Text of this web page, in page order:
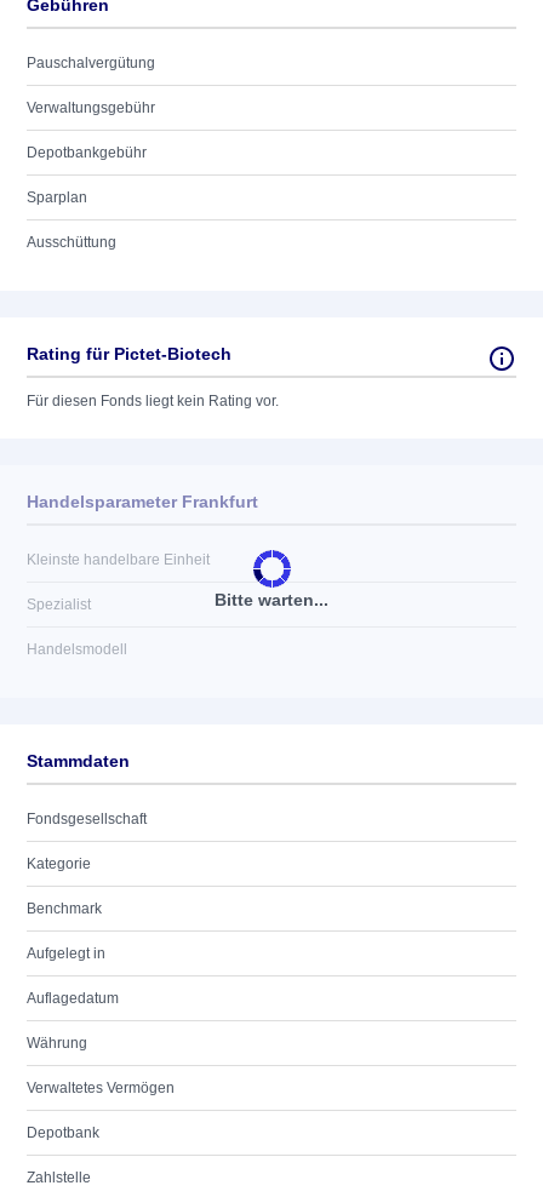
Gebühren
Pauschalvergütung
Verwaltungsgebühr
Depotbankgebühr
Sparplan
Ausschüttung
Rating für Pictet-Biotech
Für diesen Fonds liegt kein Rating vor.
Bitte warten...
Handelsparameter Frankfurt
Kleinste handelbare Einheit
Spezialist
Handelsmodell
Stammdaten
Fondsgesellschaft
Kategorie
Benchmark
Aufgelegt in
Auflagedatum
Währung
Verwaltetes Vermögen
Depotbank
Zahlstelle